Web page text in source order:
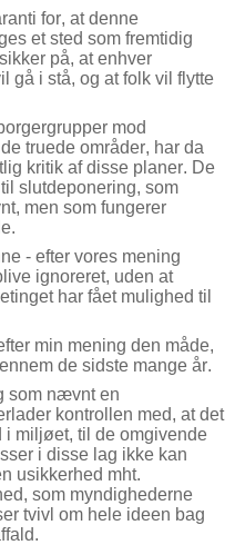
for, at denne
et sted som fremtidig
på, at enhver
gå i stå, og at folk vil flytte
mod
truede områder, har da
kritik af disse planer. De
slutdeponering, som
men som fungerer
- efter vores mening
ignoreret, uden at
har fået mulighed til
min mening den måde,
de sidste mange år.
som nævnt en
kontrollen med, at det
i miljøet, til de omgivende
i disse lag ikke kan
usikkerhed mht.
som myndighederne
tvivl om hele ideen bag